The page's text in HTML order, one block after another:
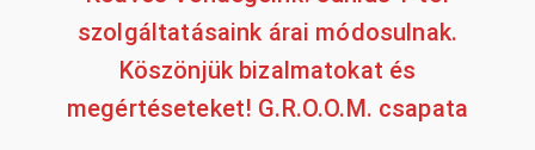
szolgáltatásaink árai módosulnak.
Köszönjük bizalmatokat és
megértéseteket! G.R.O.O.M. csapata